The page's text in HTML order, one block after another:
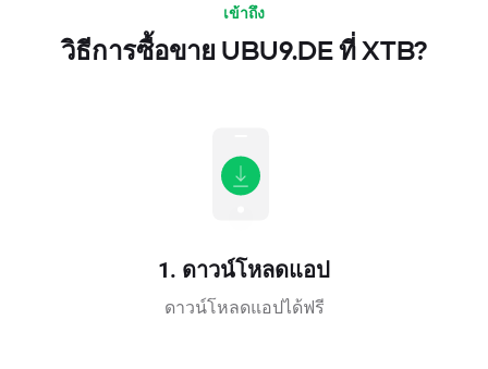
เข้าถึง
วิธีการซื้อขาย UBU9.DE ที่ XTB?
1. ดาวน์โหลดแอป
ดาวน์โหลดแอปได้ฟรี